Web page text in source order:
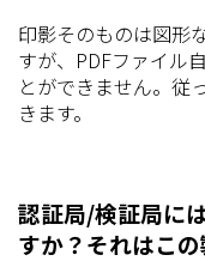
印影そのものは図形
すが、PDFファイル
とができません。従
きます。
認証局/検証局に
すか？それはこ